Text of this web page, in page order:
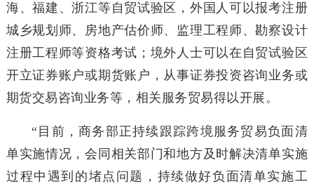
海、福建、浙江等自贸试验区，外国人可以报考注册
城乡规划师、房地产估价师、监理工程师、勘察设计
注册工程师等资格考试；境外人士可以在自贸试验区
开立证券账户或期货账户，从事证券投资咨询业务或
期货交易咨询业务等，相关服务贸易得以开展。
“目前，商务部正持续跟踪跨境服务贸易负面清
单实施情况，会同相关部门和地方及时解决清单实施
过程中遇到的堵点问题，持续做好负面清单实施工